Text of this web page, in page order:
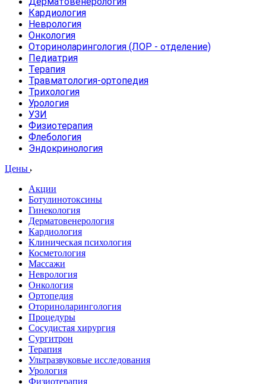
Кардиология
Неврология
Онкология
Оториноларингология (ЛОР - отделение)
Педиатрия
Терапия
Травматология-ортопедия
Трихология
Урология
УЗИ
Физиотерапия
Флебология
Эндокринология
Цены
Акции
Ботулинотоксины
Гинекология
Дерматовенерология
Кардиология
Клиническая психология
Косметология
Массажи
Неврология
Онкология
Ортопедия
Оториноларингология
Процедуры
Сосудистая хирургия
Сургитрон
Терапия
Ультразвуковые исследования
Урология
Физиотерапия